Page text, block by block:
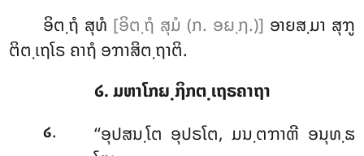
ອິຕ຺ຖໍ ສຸທໍ [ອິຕ຺ຖໍ ສຸມໍ (ກ. ອຏ຺ຐ.)] ອາຍສ຺ມາ ສຸຠູ
ຕິຕ຺ເຖໂຣ ຄາຖໍ ອຠາສິຕ຺ຖາຕິ.
໒. ມຫາໂກຏ຺ຐິກຕ຺ເຖຣຄາຖາ
໒. ‘‘ອຸປສນ຺ໂຕ ອຸປຣໂຕ, ມນ຺ຕຠາຓີ ອນຸທ຺ຘ